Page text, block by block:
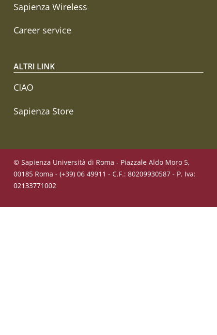
Sapienza Wireless
Career service
ALTRI LINK
CIAO
Sapienza Store
© Sapienza Università di Roma - Piazzale Aldo Moro 5,
00185 Roma - (+39) 06 49911 - C.F.: 80209930587 - P. Iva:
02133771002